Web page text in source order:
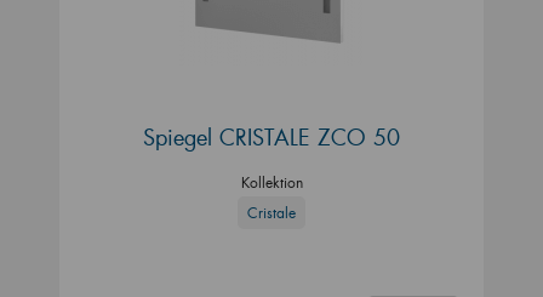
Spiegel CRISTALE ZCO 50
Kollektion
Cristale